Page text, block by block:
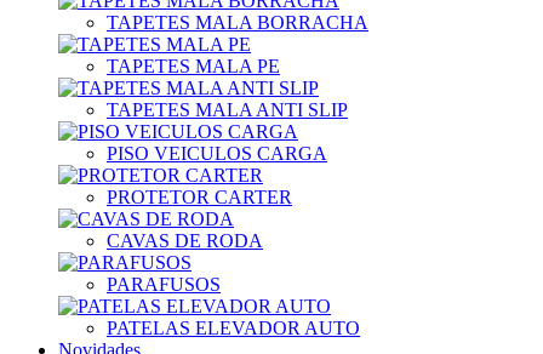
TAPETES MALA BORRACHA
TAPETES MALA PE
TAPETES MALA ANTI SLIP
PISO VEICULOS CARGA
PROTETOR CARTER
CAVAS DE RODA
PARAFUSOS
PATELAS ELEVADOR AUTO
Novidades